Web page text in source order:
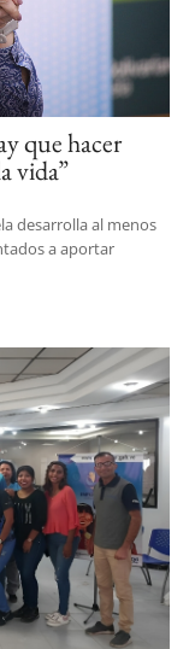
que hacer
vida”
desarrolla al menos
a aportar